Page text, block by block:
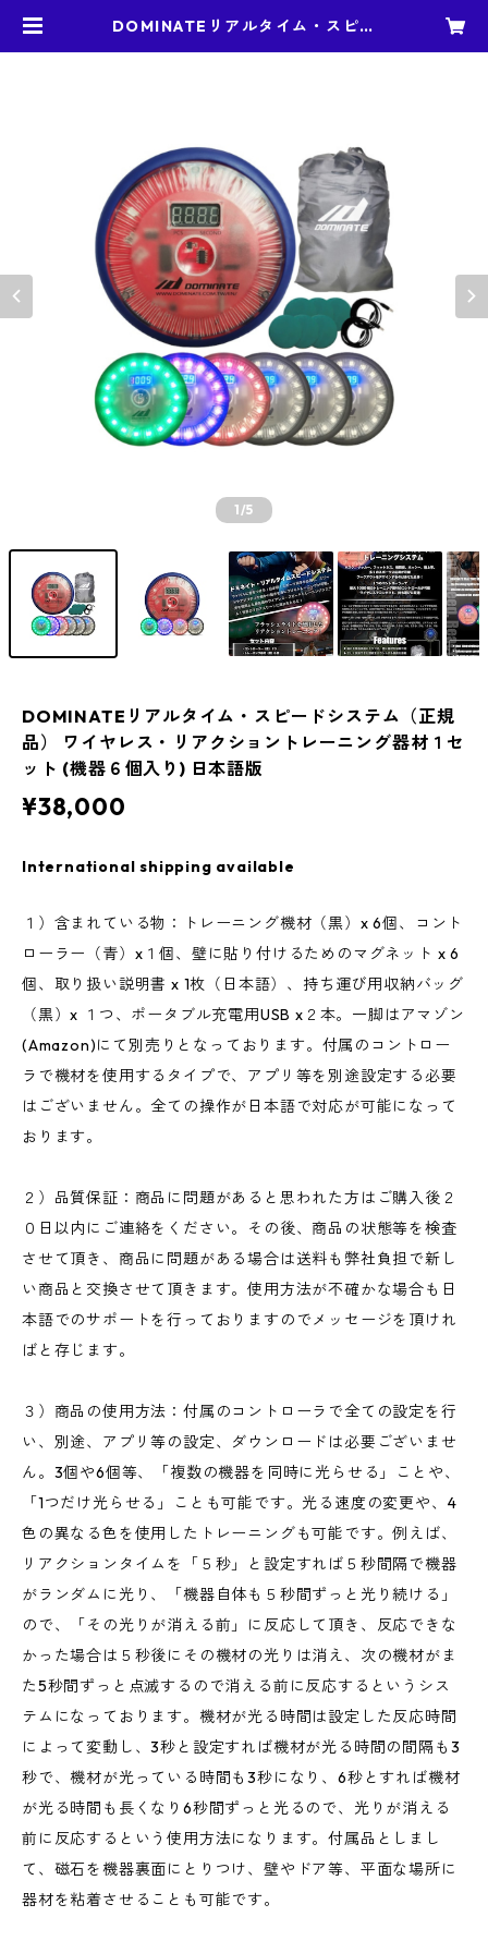
DOMINATEリアルタイム・スピー
1/5
DOMINATEリアルタイム・スピードシステム（正規
品） ワイヤレス・リアクショントレーニング器材１セ
ット (機器６個入り) 日本語版
¥38,000
International shipping available
１）含まれている物：トレーニング機材（黒）x 6個、コント
ローラー（青）x１個、壁に貼り付けるためのマグネット x 6
個、取り扱い説明書 x 1枚（日本語）、持ち運び用収納バッグ
（黒）x １つ、ポータブル充電用USB x２本。一脚はアマゾン
(Amazon)にて別売りとなっております。付属のコントロー
ラで機材を使用するタイプで、アプリ等を別途設定する必要
はございません。全ての操作が日本語で対応が可能になって
おります。
２）品質保証：商品に問題があると思われた方はご購入後２
０日以内にご連絡をください。その後、商品の状態等を検査
させて頂き、商品に問題がある場合は送料も弊社負担で新し
い商品と交換させて頂きます。使用方法が不確かな場合も日
本語でのサポートを行っておりますのでメッセージを頂けれ
ばと存じます。
３）商品の使用方法：付属のコントローラで全ての設定を行
い、別途、アプリ等の設定、ダウンロードは必要ございませ
ん。3個や6個等、「複数の機器を同時に光らせる」ことや、
「1つだけ光らせる」ことも可能です。光る速度の変更や、4
色の異なる色を使用したトレーニングも可能です。例えば、
リアクションタイムを「５秒」と設定すれば５秒間隔で機器
がランダムに光り、「機器自体も５秒間ずっと光り続ける」
ので、「その光りが消える前」に反応して頂き、反応できな
かった場合は５秒後にその機材の光りは消え、次の機材がま
た5秒間ずっと点滅するので消える前に反応するというシス
テムになっております。機材が光る時間は設定した反応時間
によって変動し、3秒と設定すれば機材が光る時間の間隔も3
秒で、機材が光っている時間も3秒になり、6秒とすれば機材
が光る時間も長くなり6秒間ずっと光るので、光りが消える
前に反応するという使用方法になります。付属品としまし
て、磁石を機器裏面にとりつけ、壁やドア等、平面な場所に
器材を粘着させることも可能です。